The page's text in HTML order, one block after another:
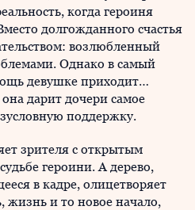
когда героиня
долгожданного счастья
возлюбленный
Однако в самый
девушке приходит…
дарит дочери самое
поддержку.
зрителя с открытым
героини. А дерево,
в кадре, олицетворяет
жизнь и то новое начало,